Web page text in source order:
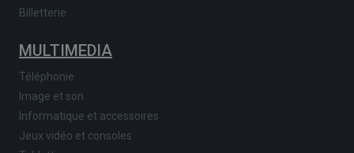
Billetterie
MULTIMEDIA
Téléphonie
Image et son
Informatique et accessoires
Jeux vidéo et consoles